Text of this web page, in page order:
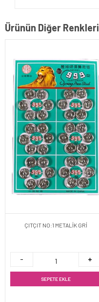
Ürünün Diğer Renkleri
ÇITÇIT NO:1 METALİK GRİ
SEPETE EKLE